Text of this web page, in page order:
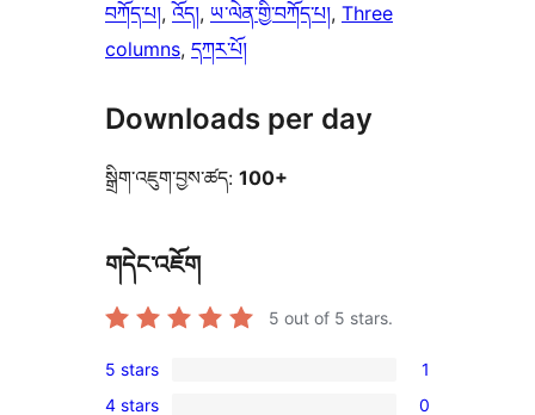
བཀོད་པ།, འོད།, ཡ་ལེན་གྱི་བཀོད་པ།, Three
columns, དཀར་པོ།
Downloads per day
སྒྲིག་འཇུག་བྱས་ཚད: 100+
གདེང་འཇོག
5 out of 5 stars.
1
5 stars 1
4 stars 0